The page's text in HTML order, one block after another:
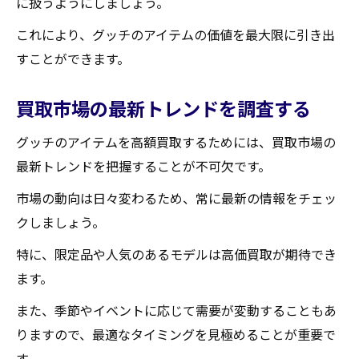
これにより、グッチのアイテムの価値を最大限に引き出
すことができます。
買取市場の最新トレンドを調査する
グッチのアイテムを高額買取するためには、買取市場の
最新トレンドを把握することが不可欠です。
市場の動向は日々変わるため、常に最新の情報をチェッ
クしましょう。
特に、限定品や人気のあるモデルは高価買取が期待でき
ます。
また、季節やイベントに応じて需要が変動することもあ
りますので、最適なタイミングを見極めることが重要で